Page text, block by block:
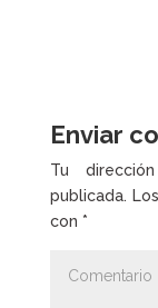
Enviar
Tu
publicada.
con *